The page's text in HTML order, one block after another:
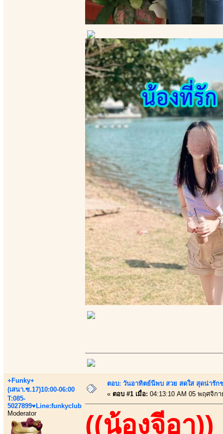
+Funky+
(เสนา.ซ.17)10:00-06:00
T:085-
5027899♥Line:funkyclub
Moderator
ตอบ: วันอาทิตย์นีพบ สวย สดใส สุดน่ารัก
« ตอบ #1 เมื่อ: 04:13:10 AM 05 พฤศจิก
((น้องจีอา))